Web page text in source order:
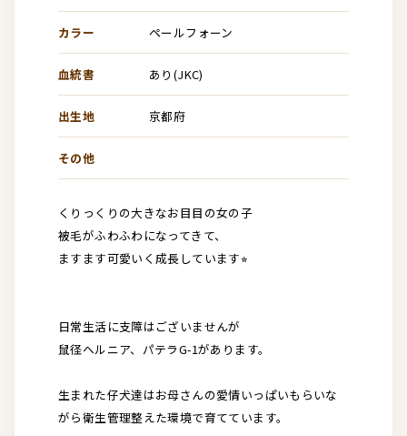
カラー ペールフォーン
血統書 あり(JKC)
出生地 京都府
その他
くりっくりの大きなお目目の女の子
被毛がふわふわになってきて、
ますます可愛いく成長しています⭐︎
日常生活に支障はございませんが
鼠径ヘルニア、パテラG-1があります。
生まれた仔犬達はお母さんの愛情いっぱいもらいな
がら衛生管理整えた環境で育てています。